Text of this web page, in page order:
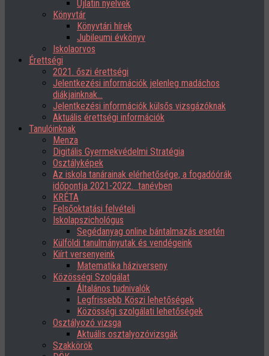
Újlatin nyelvek
Könyvtár
Könyvtári hírek
Jubileumi évkönyv
Iskolaorvos
Érettségi
2021. őszi érettségi
Jelentkezési információk jelenleg madáchos
diákjainknak…
Jelentkezési információk külsős vizsgázóknak
Aktuális érettségi információk
Tanulóinknak
Menza
Digitális Gyermekvédelmi Stratégia
Osztályképek
Az iskola tanárainak elérhetősége, a fogadóórák
időpontja 2021-2022. tanévben
KRÉTA
Felsőoktatási felvételi
Iskolapszichológus
Segédanyag online bántalmazás esetén
Külföldi tanulmányutak és vendégeink
Kiírt versenyeink
Matematika háziverseny
Közösségi Szolgálat
Általános tudnivalók
Legfrissebb Köszi lehetőségek
Közösségi szolgálati lehetőségek
Osztályozó vizsga
Aktuális osztalyozóvizsgák
Szakkörök